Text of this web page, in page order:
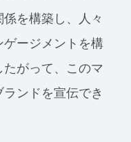
を構築し、人々
ージメントを構
がって、このマ
ンドを宣伝でき